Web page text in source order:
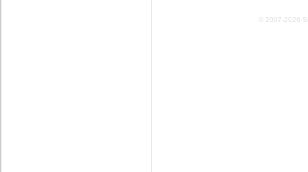
© 2007-2026